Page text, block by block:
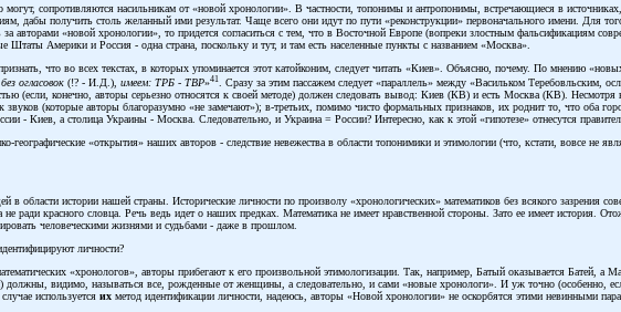
могут, сопротивляются насильникам от «новой хронологии». В частности, топонимы и антропонимы, встречающиеся в
дабы получить столь желанный ими результат. Чаще всего они идут по пути «реконструкции» первоначального имени. Для
авторами «новой хронологии», то придется согласиться с тем, что в Восточной Европе (вопреки злостным фальсификациям
Америки и Россия - одна страна, поскольку и тут, и там есть населенные пункты с названием «Москва».
что во всех текстах, в которых упоминается этот катойконим, следует читать «Киев». Объясню, почему. По мнению
огласовок (!? - И.Д.), имеем: ТРБ - ТВР»41
. Сразу за этим пассажем следует «параллель» между «Васильком
(если, конечно, авторы серьезно относятся к своей методе) должен следовать вывод: Киев (КВ) и есть Москва (КВ). Несмотря
звуков (которые авторы благоразумно «не замечают»); в-третьих, помимо чисто формальных признаков, их роднит то, что оба
- Киев, а столица Украины - Москва. Следовательно, и Украина = России? Интересно, как к этой «гипотезе» отнесутся
«открытия» наших авторов - следствие невежества в области топонимики и этимологии (что, кстати, вовсе не
истории нашей страны. Исторические личности по произволу «хронологических» математиков без всякого зазрения
ради красного словца. Речь ведь идет о наших предках. Математика не имеет нравственной стороны. Зато ее имеет история.
человеческими жизнями и судьбами - даже в прошлом.
личности?
«хронологов», авторы прибегают к его произвольной этимологизации. Так, например, Батый оказывается Батей, а
должны, видимо, называться все, рожденные от женщины, а следовательно, и сами «новые хронологи». И уж точно (особенно,
используется их метод идентификации личности, надеюсь, авторы «Новой хронологии» не оскорбятся этими невинными